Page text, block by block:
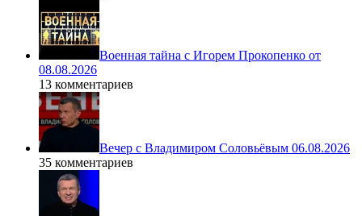
Военная тайна с Игорем Прокопенко от
08.08.2026
13 комментариев
Вечер с Владимиром Соловьёвым 06.08.2026
35 комментариев